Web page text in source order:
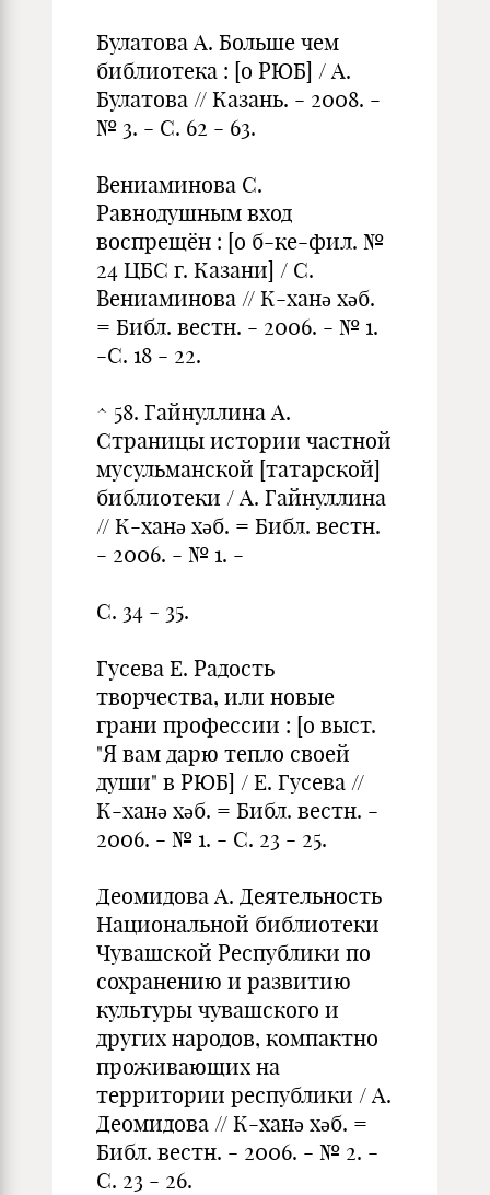
Булатова А. Больше чем
библиотека : [о РЮБ] / А.
Булатова // Ка­зань. - 2008. -
№ 3. - С. 62 - 63.
Вениаминова С.
Равнодушным вход
воспрещён : [о б-ке-фил. №
24 ЦБС г. Казани] / С.
Вениаминова // К-ханә хәб.
= Библ. вестн. - 2006. - № 1.
-С. 18 - 22.
^ 58. Гайнуллина А.
Страницы истории частной
мусульманской [татарской]
библиотеки / А. Гайнуллина
// К-ханә хәб. = Библ. вестн.
- 2006. - № 1. -
С. 34 - 35.
Гусева Е. Радость
творчества, или новые
грани профессии : [о выст.
"Я вам дарю тепло своей
души" в РЮБ] / Е. Гусева //
К-ханә хәб. = Библ. вестн. -
2006. - № 1. - С. 23 - 25.
Деомидова А. Деятельность
Национальной библиотеки
Чувашской Республики по
сохранению и развитию
культуры чувашского и
других наро­дов, компактно
проживающих на
территории республики / А.
Деомидова // К-ханә хәб. =
Библ. вестн. - 2006. - № 2. -
С. 23 - 26.